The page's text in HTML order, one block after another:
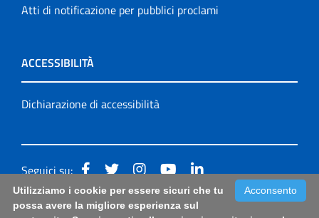
Atti di notificazione per pubblici proclami
ACCESSIBILITÀ
Dichiarazione di accessibilità
Seguici su:
Accessibilità: form di segnalazione di prima istanza per
Acconsento
Utilizziamo i cookie per essere sicuri che tu
possa avere la migliore esperienza sul